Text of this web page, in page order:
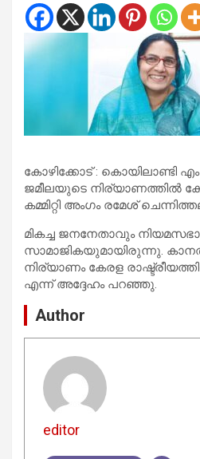
കോഴിക്കോട് : കൊയിലാണ്ടി
ജമീലയുടെ നിര്യാണത്തിൽ
കമ്മിറ്റി അംഗം രമേശ്
മികച്ച ജനനേതാവും നിയമസഭാ
സാമാജികയുമായിരുന്നു.
നിര്യാണം കേരള
എന്ന് അദ്ദേഹം പറഞ്ഞു.
Author
editor